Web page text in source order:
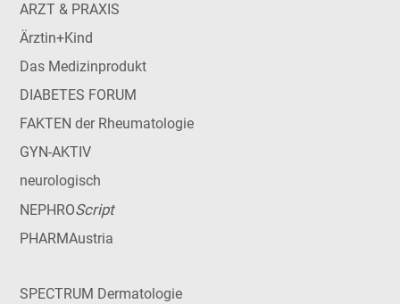
ARZT & PRAXIS
Ärztin+Kind
Das Medizinprodukt
DIABETES FORUM
FAKTEN der Rheumatologie
GYN-AKTIV
neurologisch
NEPHROScript
PHARMAustria
SPECTRUM Dermatologie